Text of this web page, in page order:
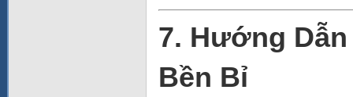
7. Hướng
Bền Bỉ